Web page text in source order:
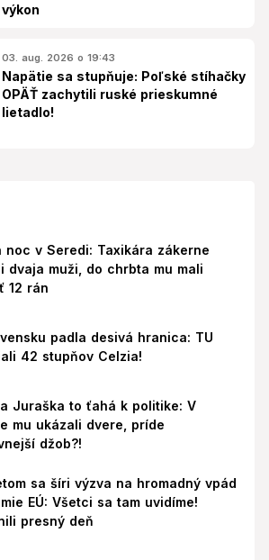
výkon
03. aug. 2026 o 19:43
Napätie sa stupňuje: Poľské stíhačky
OPÄŤ zachytili ruské prieskumné
lietadlo!
noc v Seredi: Taxikára zákerne
dvaja muži, do chrbta mu mali
12 rán
padla desivá hranica: TU
42 stupňov Celzia!
Juraška to ťahá k politike: V
mu ukázali dvere, príde
džob?!
sa šíri výzva na hromadný vpád
EÚ: Všetci sa tam uvidíme!
presný deň